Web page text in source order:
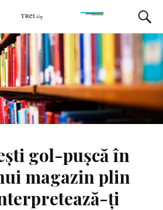
gol-pușcă în
magazin plin
ți